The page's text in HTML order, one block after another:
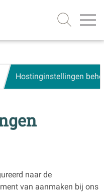
Hostinginstellingen
naar de
van aanmaken bij ons